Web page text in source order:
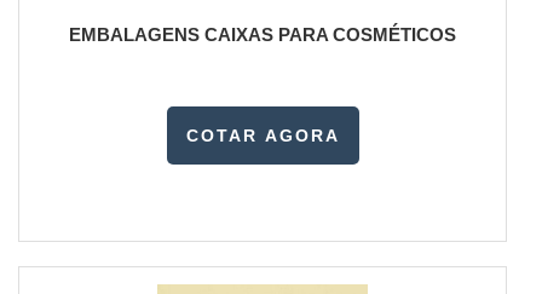
EMBALAGENS CAIXAS PARA COSMÉTICOS
COTAR AGORA